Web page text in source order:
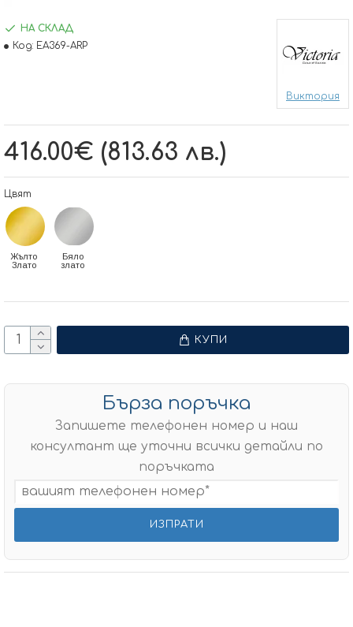
416.00€ (813.63 лв.)
НА СКЛАД
Код: EA369-ARP
Виктория
Цвят
Жълто
Злато
Бяло
злато
КУПИ
Бърза поръчка
Запишете телефонен номер и наш
консултант ще уточни всички детайли по
поръчката